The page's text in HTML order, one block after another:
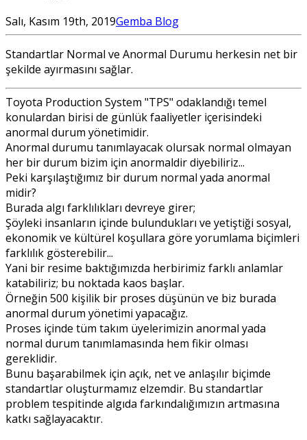
Salı, Kasım 19th, 2019Gemba Blog
Standartlar Normal ve Anormal Durumu herkesin net bir
şekilde ayırmasını sağlar.
Toyota Production System "TPS" odaklandığı temel
konulardan birisi de günlük faaliyetler içerisindeki
anormal durum yönetimidir.
Anormal durumu tanımlayacak olursak normal olmayan
her bir durum bizim için anormaldir diyebiliriz...
Peki karşılaştığımız bir durum normal yada anormal
midir?
Burada algı farklılıkları devreye girer;
Şöyleki insanların içinde bulundukları ve yetiştiği sosyal,
ekonomik ve kültürel koşullara göre yorumlama biçimleri
farklılık gösterebilir...
Yani bir resime baktığımızda herbirimiz farklı anlamlar
katabiliriz; bu noktada kaos başlar.
Örneğin 500 kişilik bir proses düşünün ve biz burada
anormal durum yönetimi yapacağız.
Proses içinde tüm takım üyelerimizin anormal yada
normal durum tanımlamasında hem fikir olması
gereklidir.
Bunu başarabilmek için açık, net ve anlaşılır biçimde
standartlar oluşturmamız elzemdir. Bu standartlar
problem tespitinde algıda farkındalığımızın artmasına
katkı sağlayacaktır.